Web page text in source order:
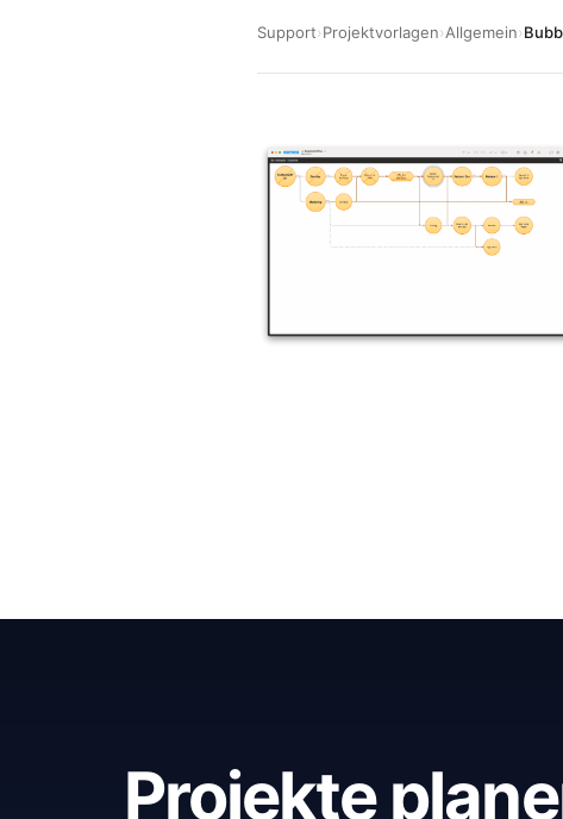
Support›Projektvorlagen›Allgemein›
Projekte